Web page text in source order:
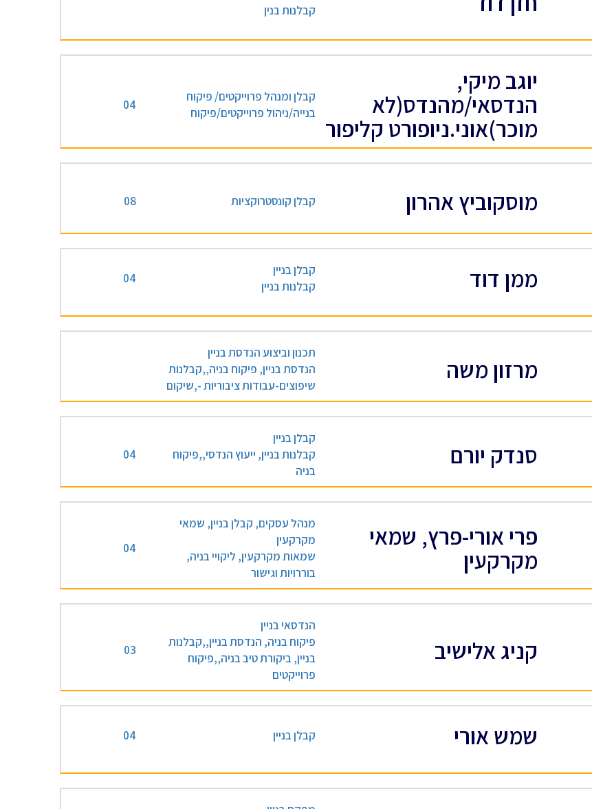
קבלנות בנין
יוגב מיקי,
הנדסאי/מהנדס(לא
מוכר)אוני.ניופורט קליפור
קבלן ומנהל פרוייקטים/ פיקוח
בנייה/ניהול פרוייקטים/פיקוח
04
מוסקוביץ אהרון קבלן קונסטרוקציות 08
ממן דוד
קבלן בניין
קבלנות בניין
04
מרזון משה
תכנון וביצוע הנדסת בניין
הנדסת בניין, פיקוח בניה,,קבלנות
שיפוצים-עבודות ציבוריות -,שיקום
סנדק יורם
קבלן בניין
קבלנות בניין, ייעוץ הנדסי,,פיקוח
בניה
04
פרי אורי-פרץ, שמאי
מקרקעין
מנהל עסקים, קבלן בניין, שמאי
מקרקעין
שמאות מקרקעין, ליקויי בניה,
בוררויות וגישור
04
קניג אלישיב
הנדסאי בניין
פיקוח בניה, הנדסת בניין,,קבלנות
בניין, ביקורת טיב בניה,,פיקוח
פרוייקטים
03
שמש אורי קבלן בניין 04